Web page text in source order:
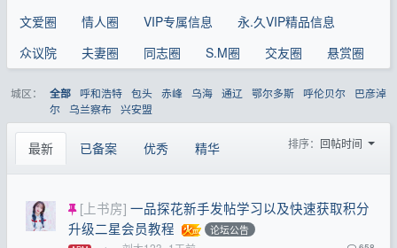
文爱圈
情人圈 VIP专属信息
永.久VIP精品信息
众议院
夫妻圈 同志圈 S.M圈 交友圈 悬赏圈
城区： 全部 呼和浩特 包头 赤峰 乌海 通辽 鄂尔多斯 呼伦贝尔
巴彦淖
尔
乌兰察布 兴安盟
最新 已备案 优秀 精华 排序： 回帖时间
[上书房] 一品探花新手发帖学习以及快速获取积分
升级二星会员教程
论坛公告